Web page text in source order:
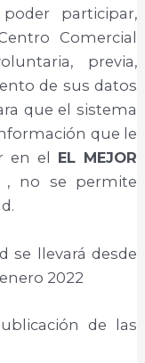
participar,
Comercial
previa,
de sus datos
que el sistema
que le
en el EL MEJOR
no se permite
se llevará desde
2022
de las